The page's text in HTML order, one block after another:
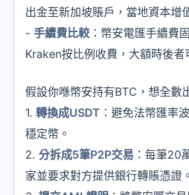
出金至新加坡賬戶，當地資本增
- 手續費比較 ：幣安電匯手續費
Kraken按比例收費，大額時後者
假設你喺幣安持有BTC，想全數
1. 轉換成USDT ：避免法幣匯率
穩定幣。
2. 分拆成5筆P2P交易 ：每筆20
家並要求對方提供銀行轉賬憑證。